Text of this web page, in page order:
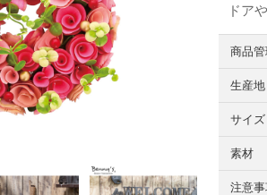
ドア
商品
生産地
サイズ
素材
注意